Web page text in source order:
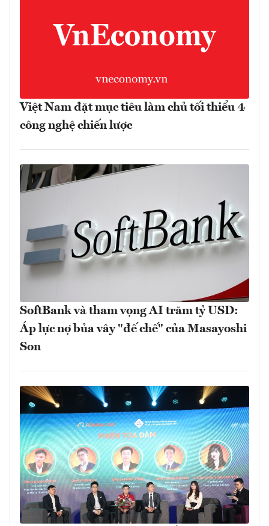
Việt Nam đặt mục tiêu làm chủ tối thiểu 4
công nghệ chiến lược
SoftBank và tham vọng AI trăm tỷ USD:
Áp lực nợ bủa vây "đế chế" của Masayoshi
Son